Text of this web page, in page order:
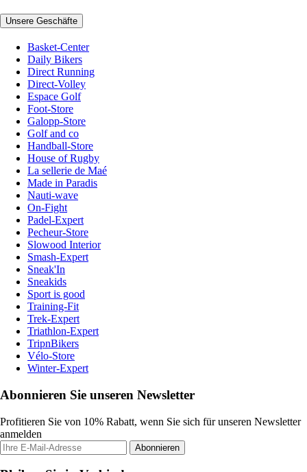
Unsere Geschäfte
Basket-Center
Daily Bikers
Direct Running
Direct-Volley
Espace Golf
Foot-Store
Galopp-Store
Golf and co
Handball-Store
House of Rugby
La sellerie de Maé
Made in Paradis
Nauti-wave
On-Fight
Padel-Expert
Pecheur-Store
Slowood Interior
Smash-Expert
Sneak'In
Sneakids
Sport is good
Training-Fit
Trek-Expert
Triathlon-Expert
TripnBikers
Vélo-Store
Winter-Expert
Abonnieren Sie unseren Newsletter
Profitieren Sie von 10% Rabatt, wenn Sie sich für unseren Newsletter
anmelden
Abonnieren